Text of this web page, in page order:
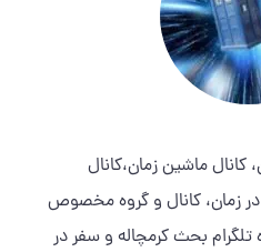
کانال ماشین زمان،کانال
زمان، کانال و گروه مخصوص
بحث کرمچاله و سفر در